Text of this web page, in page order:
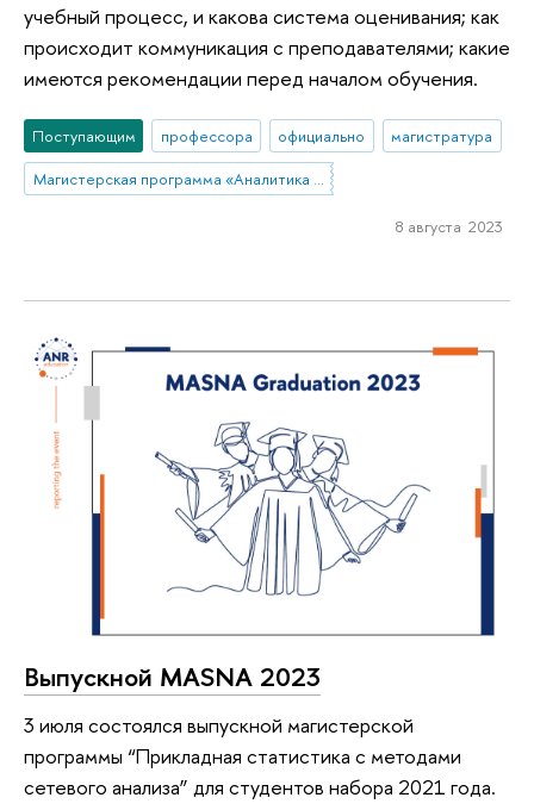
учебный процесс, и какова система оценивания; как
происходит коммуникация с преподавателями; какие
имеются рекомендации перед началом обучения.
Поступающим профессора официально
магистратура
Магистерская программа «Аналитика данных и прикладная статистика / Data Analytics and Social Statistics»
8 августа 2023
Выпускной MASNA 2023
3 июля состоялся выпускной магистерской
программы “Прикладная статистика с методами
сетевого анализа” для студентов набора 2021 года.